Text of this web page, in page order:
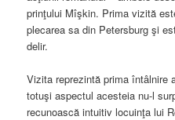
prinţului Mîşkin. Prima vizită
plecarea sa din Petersburg şi
delir.
Vizita reprezintă prima întâlnire
totuşi aspectul acesteia nu-l
recunoască intuitiv locuinţa lui